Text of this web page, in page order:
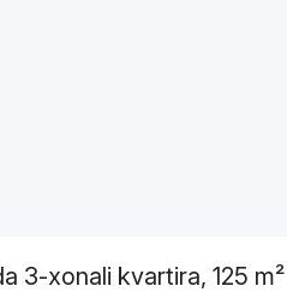
3-xonali kvartira, 125 m²